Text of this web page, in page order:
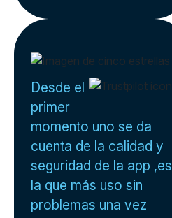
Desde el
primer
momento uno se da
cuenta de la calidad y
seguridad de la app ,es
la que más uso sin
problemas una vez